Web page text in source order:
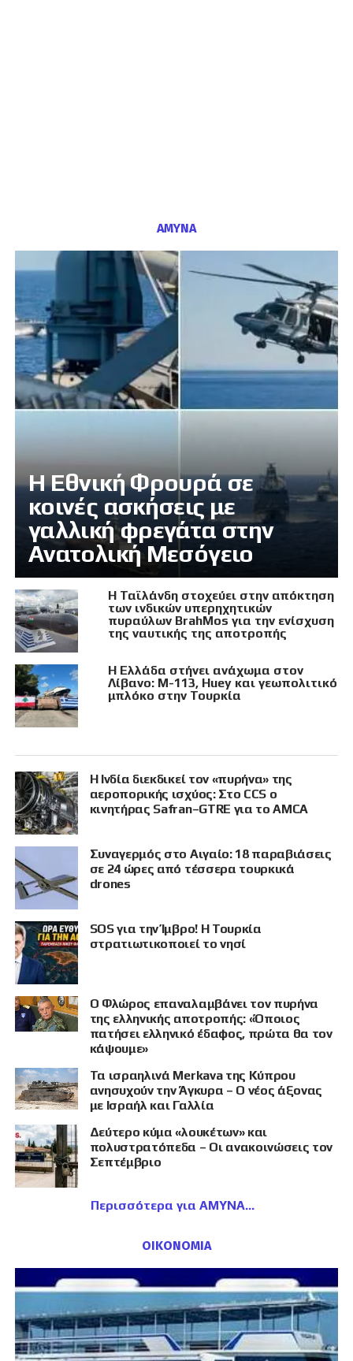
ΑΜΥΝΑ
Η Εθνική Φρουρά σε
κοινές ασκήσεις με
γαλλική φρεγάτα στην
Ανατολική Μεσόγειο
Η Ταϊλάνδη στοχεύει στην απόκτηση
των ινδικών υπερηχητικών
πυραύλων BrahMos για την ενίσχυση
της ναυτικής της αποτροπής
Η Ελλάδα στήνει ανάχωμα στον
Λίβανο: M-113, Huey και γεωπολιτικό
μπλόκο στην Τουρκία
Η Ινδία διεκδικεί τον «πυρήνα» της
αεροπορικής ισχύος: Στο CCS ο
κινητήρας Safran–GTRE για το AMCA
Συναγερμός στο Αιγαίο: 18 παραβιάσεις
σε 24 ώρες από τέσσερα τουρκικά
drones
SOS για την Ίμβρο! Η Τουρκία
στρατιωτικοποιεί το νησί
Ο Φλώρος επαναλαμβάνει τον πυρήνα
της ελληνικής αποτροπής: «Όποιος
πατήσει ελληνικό έδαφος, πρώτα θα τον
κάψουμε»
Τα ισραηλινά Merkava της Κύπρου
ανησυχούν την Άγκυρα – Ο νέος άξονας
με Ισραήλ και Γαλλία
Δεύτερο κύμα «λουκέτων» και
πολυστρατόπεδα – Οι ανακοινώσεις τον
Σεπτέμβριο
Περισσότερα για ΑΜΥΝΑ
ΟΙΚΟΝΟΜΙΑ